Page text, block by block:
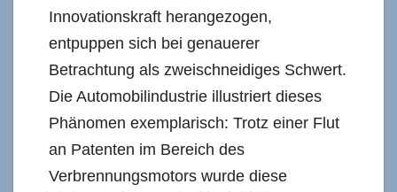
Innovationskraft herangezogen,
entpuppen sich bei genauerer
Betrachtung als zweischneidiges Schwert.
Die Automobilindustrie illustriert dieses
Phänomen exemplarisch: Trotz einer Flut
an Patenten im Bereich des
Verbrennungsmotors wurde diese